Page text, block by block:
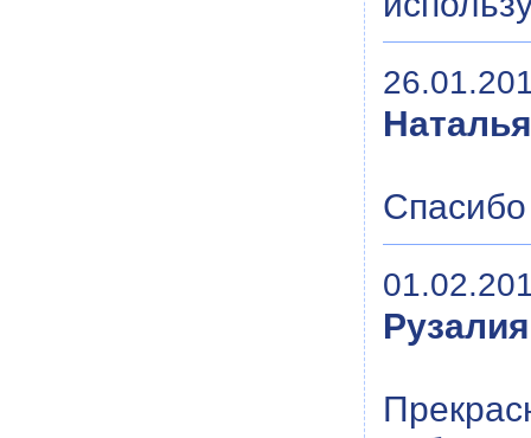
Наталья
Рузалия